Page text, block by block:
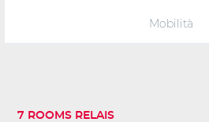
Mobilità
7 ROOMS RELAIS